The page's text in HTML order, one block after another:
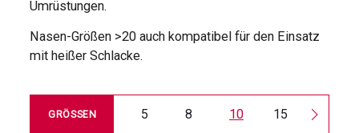
Umrüstungen.
Nasen-Größen >20 auch kompatibel für den Einsatz
mit heißer Schlacke.
GRÖSSEN 5 8 10 15 30